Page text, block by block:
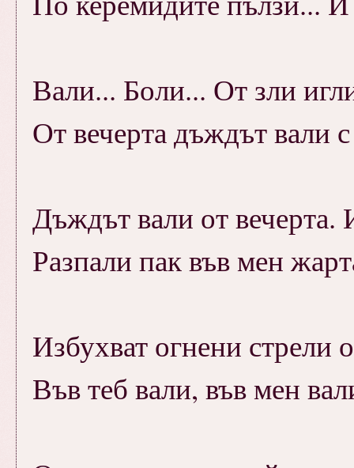
Вали... Боли... От зли
От вечерта дъждът вали
Дъждът вали от вечерта.
Разпали пак във мен
Избухват огнени стрели
Във теб вали, във мен